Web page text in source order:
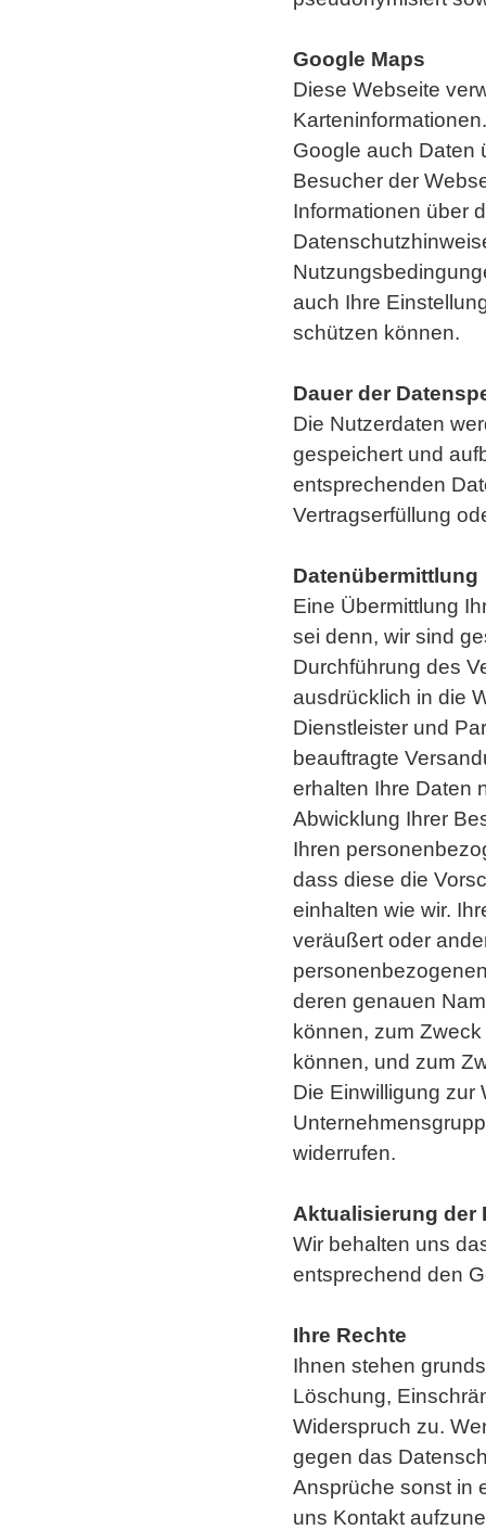
Google Maps
Diese Webseite
Google auch Daten
Besucher der
Informationen über
auch Ihre
schützen können.
Dauer der
Die Nutzerdaten
gespeichert und
entsprechenden
Vertragserfüllung
Datenübermittlung
Eine Übermittlung
sei denn, wir sind
Durchführung des
ausdrücklich in die
Dienstleister und
beauftragte
erhalten Ihre Daten
Abwicklung Ihrer
Ihren
dass diese die
einhalten wie wir.
veräußert oder
deren genauen
können, zum
können, und zum
Die Einwilligung zur
widerrufen.
Aktualisierung der
Wir behalten uns
entsprechend den
Ihre Rechte
Ihnen stehen
Löschung,
Widerspruch zu.
gegen das
Ansprüche sonst in
uns Kontakt